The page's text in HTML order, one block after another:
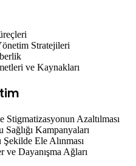
Stratejileri
ve Kaynakları
Stigmatizasyonun Azaltılması
Kampanyaları
Ele Alınması
Dayanışma Ağları